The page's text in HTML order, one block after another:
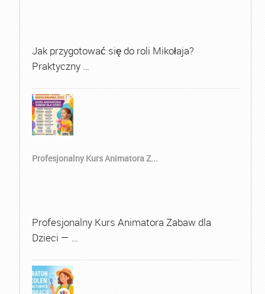
Jak przygotować się do roli Mikołaja?
Praktyczny …
Profesjonalny Kurs Animatora Z...
Profesjonalny Kurs Animatora Zabaw dla
Dzieci — …